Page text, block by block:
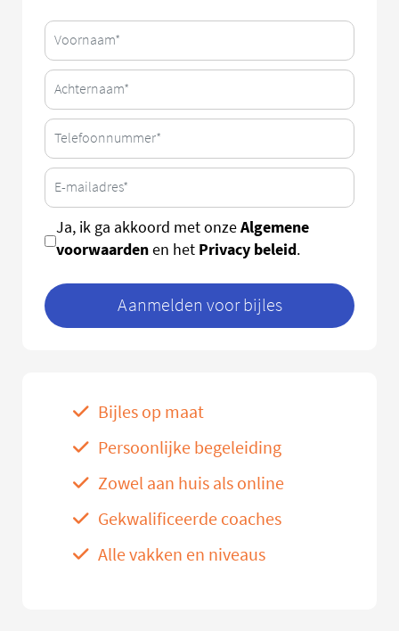
Ja, ik ga akkoord met onzeAlgemene
voorwaardenen het Privacy beleid.
Aanmelden voor bijles
Bijles op maat
Persoonlijke begeleiding
Zowel aan huis als online
Gekwalificeerde coaches
Alle vakken en niveaus